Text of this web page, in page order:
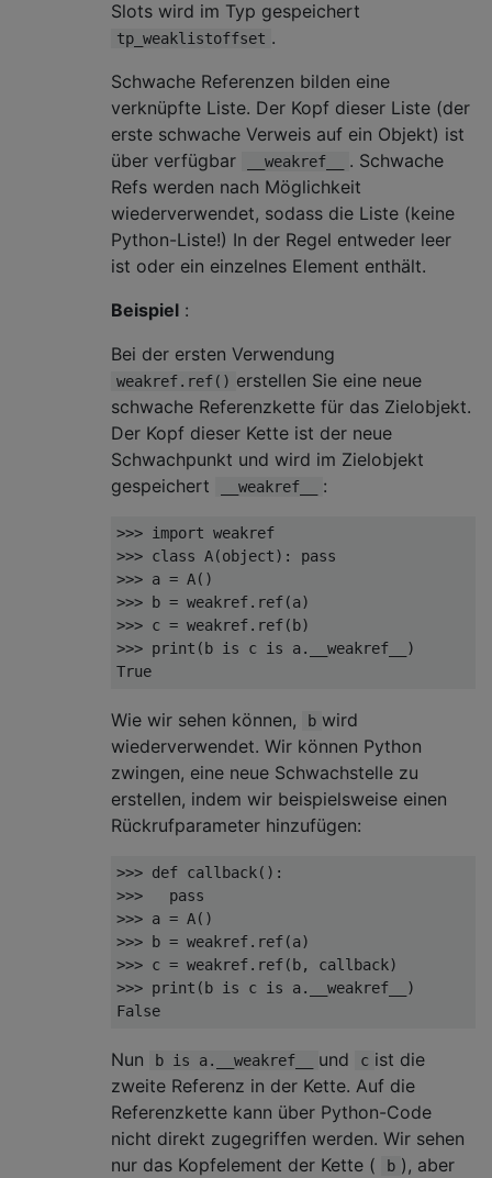
Slots wird im Typ gespeichert
tp_weaklistoffset .
Schwache Referenzen bilden eine
verknüpfte Liste. Der Kopf dieser Liste (der
erste schwache Verweis auf ein Objekt) ist
über verfügbar
__weakref__
. Schwache
Refs werden nach Möglichkeit
wiederverwendet, sodass die Liste (keine
Python-Liste!) In der Regel entweder leer
ist oder ein einzelnes Element enthält.
Beispiel :
Bei der ersten Verwendung
weakref.ref() erstellen Sie eine neue
schwache Referenzkette für das Zielobjekt.
Der Kopf dieser Kette ist der neue
Schwachpunkt und wird im Zielobjekt
gespeichert
__weakref__ :
>>> import
>>> class A(object):
pass
>>>
>>>
>>>
>>> print(b is c is
True
Wie wir sehen können, b wird
wiederverwendet. Wir können Python
zwingen, eine neue Schwachstelle zu
erstellen, indem wir beispielsweise einen
Rückrufparameter hinzufügen:
>>> def callback():
>>>
pass
>>>
>>>
>>>
>>> print(b is c is
False
Nun b is a.__weakref__ und c ist die
zweite Referenz in der Kette. Auf die
Referenzkette kann über Python-Code
nicht direkt zugegriffen werden. Wir sehen
nur das Kopfelement der Kette (
b ), aber